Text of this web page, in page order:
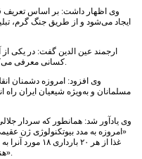
وی اظهار داشت: بر اساس تعریف
ایجاد می‌شود و از طریق جنگ گرم،
ارجمند عین الدین گفت: در یکی
کسانی معرفی می‌کند که کشاورزی و نسل مسلمین را نابود می کنند.
وی افزود: امروزه دشمنان
مسلمانان و به‌ویژه شیعیان ایران
وی یادآور شد: همانطور که سردار
«امروزه به مدد بیوتکنولوژی ژن
غذا از هر ۲۰
هندوستان ۳۰ میلیون از جمعیت آن ایالت کاسته شد».